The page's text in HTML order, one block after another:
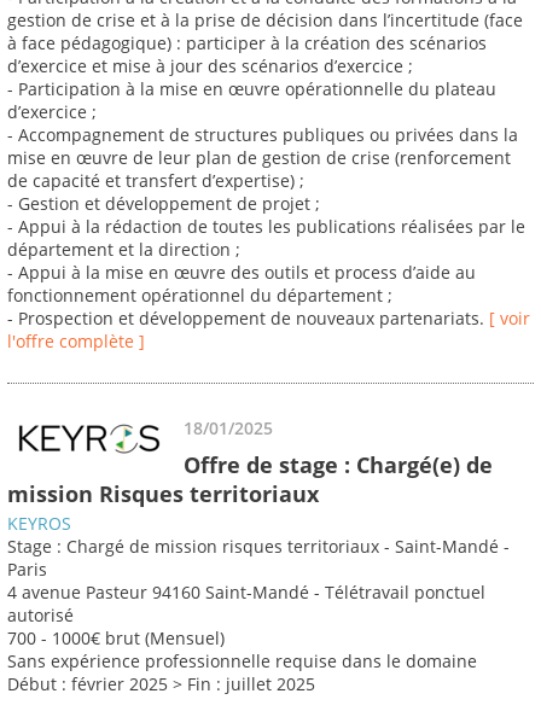
gestion de crise et à la prise de décision dans l’incertitude (face
à face pédagogique) : participer à la création des scénarios
d’exercice et mise à jour des scénarios d’exercice ;
- Participation à la mise en œuvre opérationnelle du plateau
d’exercice ;
- Accompagnement de structures publiques ou privées dans la
mise en œuvre de leur plan de gestion de crise (renforcement
de capacité et transfert d’expertise) ;
- Gestion et développement de projet ;
- Appui à la rédaction de toutes les publications réalisées par le
département et la direction ;
- Appui à la mise en œuvre des outils et process d’aide au
fonctionnement opérationnel du département ;
- Prospection et développement de nouveaux partenariats. [ voir
l'offre complète ]
18/01/2025
Offre de stage : Chargé(e) de
mission Risques territoriaux
KEYROS
Stage : Chargé de mission risques territoriaux - Saint-Mandé -
Paris
4 avenue Pasteur 94160 Saint-Mandé - Télétravail ponctuel
autorisé
700 - 1000€ brut (Mensuel)
Sans expérience professionnelle requise dans le domaine
Début : février 2025 > Fin : juillet 2025